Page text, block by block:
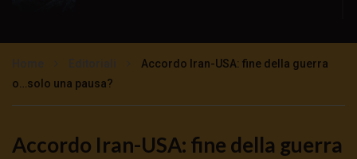
sovranità neutralità
757
4.2K
Accordo Iran-USA: fine della guerra
o…solo una pausa?
Accordo Iran-USA: fine della guerra